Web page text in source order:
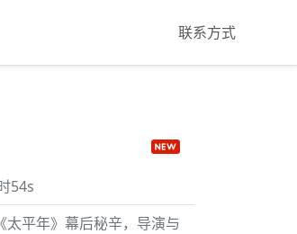
联系方式
54s
太平年》幕后秘辛，导演与